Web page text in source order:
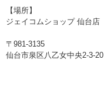
【場所】
ジェイコムショップ 仙台店
〒981-3135
仙台市泉区八乙女中央2-3-20